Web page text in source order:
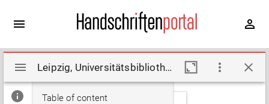
Mirador
viewer
Leipzig, Universitätsbibliothek Leipzig, Ms 959. Description by Helssig, Rudolf (1905)
Table of content